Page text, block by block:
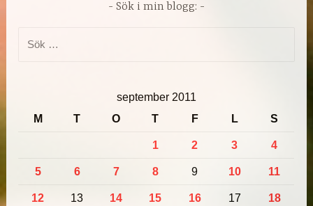
Sök i min blogg:
september 2011
M
T O T F L S
1 2 3 4
5 6 7 8 9 10 11
12 13 14 15 16 17 18